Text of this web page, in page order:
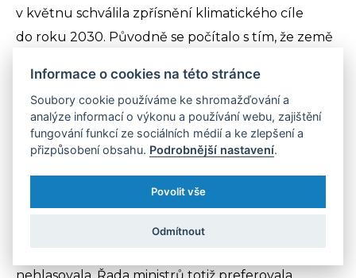
v květnu schválila zpřísnění klimatického cíle
do roku 2030. Původně se počítalo s tím, že země
o 65procentní snížení. To by mohlo urychlit i tamní
odchod od uhlí, který je zatím naplánován na rok
2038. Nová vládní koalice už ve své koaliční
smlouvě uvedla, že počítá s rokem 2030. Také
k roku 2038. Babišova vláda však toto doporučení
Informace o cookies na této stránce
Soubory cookie používáme ke shromažďování a
analýze informací o výkonu a používání webu, zajištění
fungování funkcí ze sociálních médií a ke zlepšení a
přizpůsobení obsahu. Podrobnější nastavení.
Povolit vše
Odmítnout